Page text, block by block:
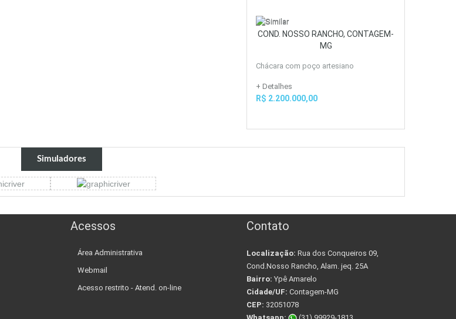
COND. NOSSO RANCHO, CONTAGEM-
MG
Chácara com poço artesiano
+ Detalhes
R$ 2.200.000,00
Simuladores
Acessos
Área Administrativa
Webmail
Acesso restrito - Atend. on-line
Contato
Localização: Rua dos Conqueiros 09,
Cond.Nosso Rancho, Alam. jeq. 25A
Bairro: Ypê Amarelo
Cidade/UF: Contagem-MG
CEP: 32051078